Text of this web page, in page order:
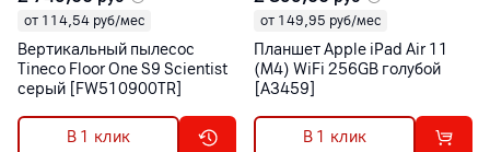
от 114,54 руб/мес
Вертикальный пылесос
Tineco Floor One S9 Scientist
серый [FW510900TR]
В 1 клик
от 149,95 руб/мес
Планшет Apple iPad Air 11
(M4) WiFi 256GB голубой
[A3459]
В 1 клик